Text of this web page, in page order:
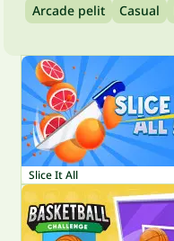
Arcade pelit Casual
Slice It All